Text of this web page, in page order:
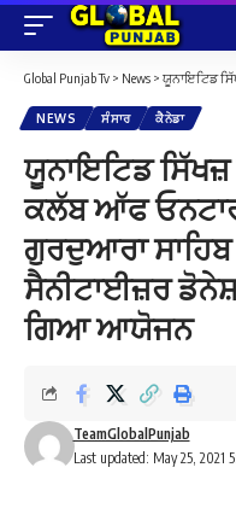
Global Punjab Tv > News > ਯੂਨਾਇਟਿਡ ਸਿੱਖਜ਼ ਅਤੇ ਸਿਖ
NEWS ਸੰਸਾਰ ਕੈਨੇਡਾ
ਯੂਨਾਇਟਿਡ
ਕਲੱਬ ਆੱਫ
ਗੁਰਦੁਆਰਾ
ਸੈਨੀਟਾਈਜ਼ਰ
ਗਿਆ ਆਯੋਜਨ
Last updated: May 25, 2021
TeamGlobalPunjab